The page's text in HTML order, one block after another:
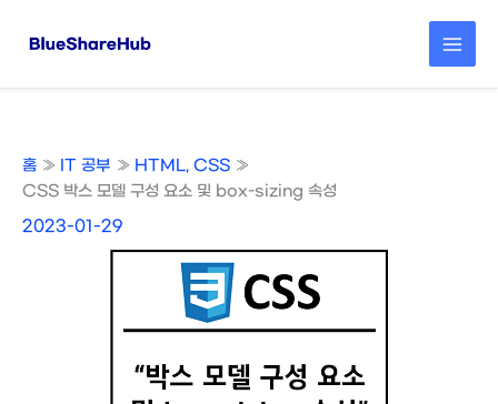
홈 IT 공부
HTML, CSS
CSS 박스 모델 구성 요소 및 box-sizing 속성
2023-01-29